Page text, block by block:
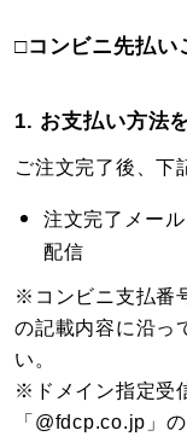
□コンビニ先払い
1. お支払い方法
ご注文完了後、下
注文完了メー
配信
※コンビニ支払番
の記載内容に沿っ
い。
※ドメイン指定受
「@fdcp.co.jp」